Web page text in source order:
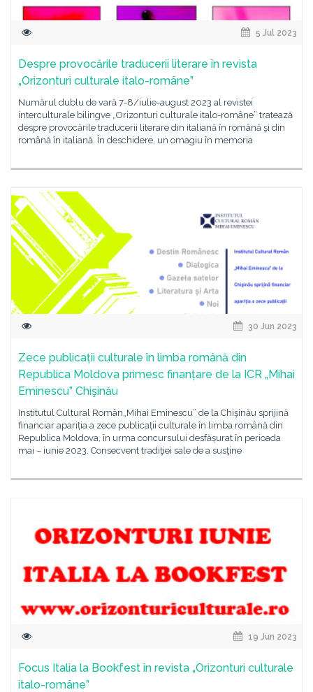
5 Jul 2023
Despre provocările traducerii literare în revista
„Orizonturi culturale italo-române”
Numărul dublu de vară 7-8/iulie-august 2023 al revistei
interculturale bilingve „Orizonturi culturale italo-române” tratează
despre provocările traducerii literare din italiană în română şi din
română în italiană. În deschidere, un omagiu în memoria
30 Jun 2023
Zece publicații culturale în limba română din
Republica Moldova primesc finanțare de la ICR „Mihai
Eminescu” Chişinău
Institutul Cultural Român„Mihai Eminescu” de la Chişinău sprijină
financiar apariția a zece publicații culturale în limba română din
Republica Moldova, în urma concursului desfășurat în perioada
mai – iunie 2023. Consecvent tradiţiei sale de a susţine
19 Jun 2023
Focus Italia la Bookfest în revista „Orizonturi culturale
italo-române”